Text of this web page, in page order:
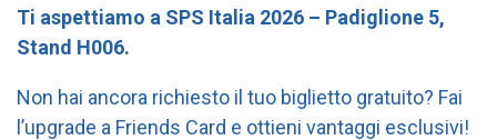
Ti aspettiamo a SPS Italia 2026 – Padiglione 5,
Stand H006.
Non hai ancora richiesto il tuo biglietto gratuito? Fai
l’upgrade a Friends Card e ottieni vantaggi esclusivi!